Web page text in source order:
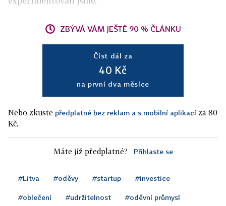
ZBÝVÁ VÁM JEŠTĚ 90 % ČLÁNKU
Číst dál za
40 Kč
na první dva měsíce
Nebo zkuste předplatné bez reklam a s mobilní aplikací za 80
Kč.
Máte již předplatné? Přihlaste se
#Litva #oděvy #startup #investice
#oblečení #udržitelnost #oděvní průmysl